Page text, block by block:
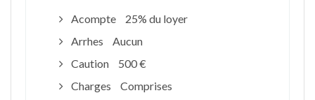
Acompte
25% du loyer
Arrhes
Aucun
Caution
500 €
Charges
Comprises